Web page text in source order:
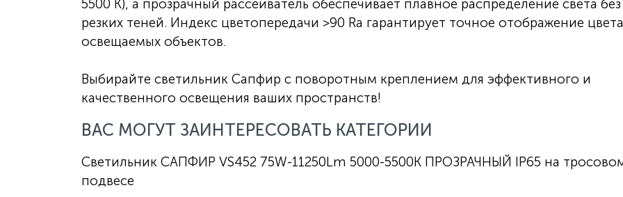
5500 К), а прозрачный рассеиватель обеспечивает плавное распределение света без
резких теней. Индекс цветопередачи >90 Ra гарантирует точное отображение цвета
освещаемых объектов.
Выбирайте светильник Сапфир с поворотным креплением для эффективного и
качественного освещения ваших пространств!
ВАС МОГУТ ЗАИНТЕРЕСОВАТЬ КАТЕГОРИИ
Светильник САПФИР VS452 75W-11250Lm 5000-5500К ПРОЗРАЧНЫЙ IP65 на
подвесе